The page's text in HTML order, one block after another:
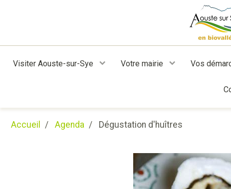
Visiter Aouste-sur-Sye Votre mairie Vos
Accueil Agenda Dégustation d'huîtres